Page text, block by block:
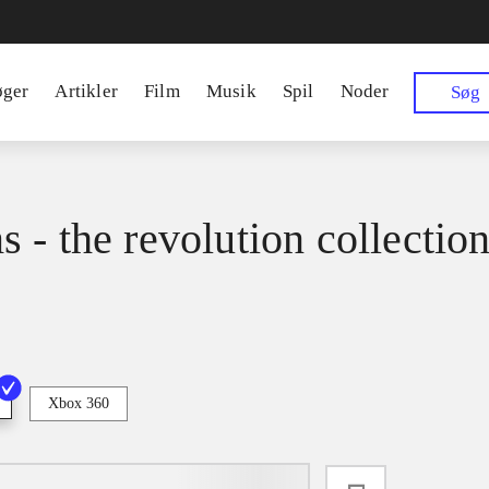
Artikler Film Musik Spil Noder Søg
- the revolution collection
Xbox 360